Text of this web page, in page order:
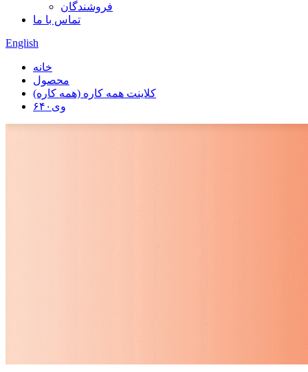
فروشندگان
تماس با ما
English
خانه
محصول
کلاینت همه کاره (همه کاره)
وی۶۴۰